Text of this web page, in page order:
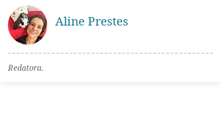
Aline Prestes
Redatora.